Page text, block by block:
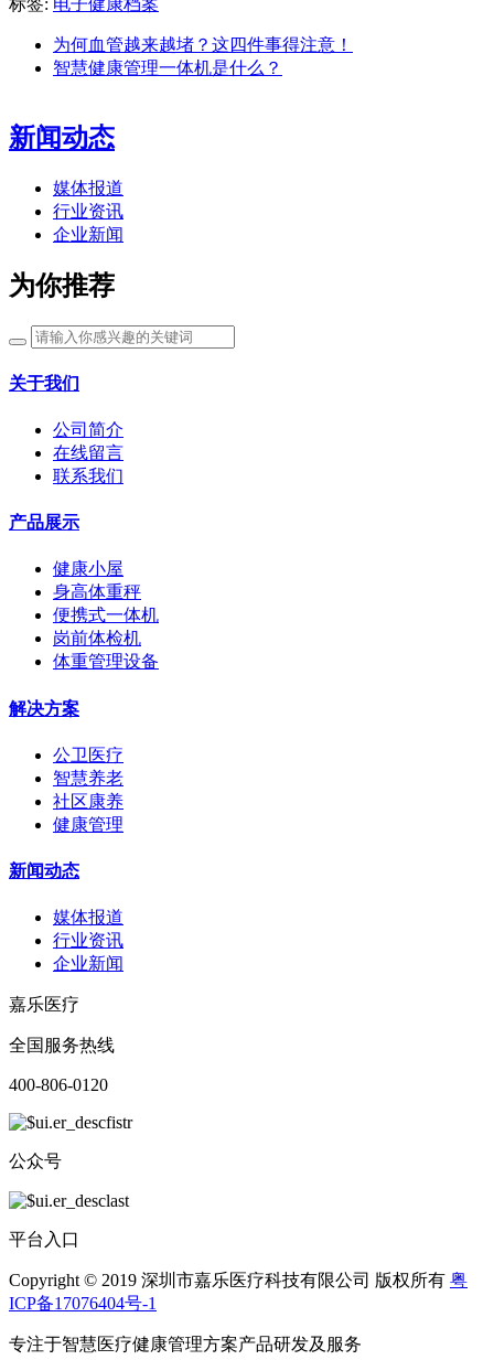
为何血管越来越堵？这四件事得注意！
智慧健康管理一体机是什么？
新闻动态
媒体报道
行业资讯
企业新闻
为你推荐
关于我们
公司简介
在线留言
联系我们
产品展示
健康小屋
身高体重秤
便携式一体机
岗前体检机
体重管理设备
解决方案
公卫医疗
智慧养老
社区康养
健康管理
新闻动态
媒体报道
行业资讯
企业新闻
嘉乐医疗
全国服务热线
400-806-0120
公众号
平台入口
Copyright © 2019 深圳市嘉乐医疗科技有限公司 版权所有 粤
ICP备17076404号-1
专注于智慧医疗健康管理方案产品研发及服务